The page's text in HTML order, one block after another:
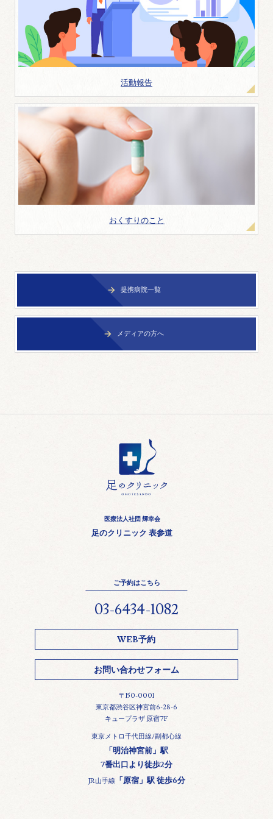
活動報告
おくすりのこと
 提携病院一覧
 メディアの方へ
医療法人社団 輝幸会
足のクリニック 表参道
ご予約はこちら
03-6434-1082
WEB予約
お問い合わせフォーム
〒150-0001
東京都渋谷区神宮前6-28-6
キュープラザ 原宿7F
東京メトロ千代田線/副都心線
「明治神宮前」駅
7番出口より徒歩2分
JR山手線 「原宿」駅 徒歩6分